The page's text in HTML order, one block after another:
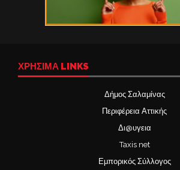
ΧΡΉΣΙΜΑ LINKS
Δήμος Σαλαμίνας
Περιφέρεια Αττικής
Δι@υγεια
Taxis net
Εμπορικός Σύλλογος